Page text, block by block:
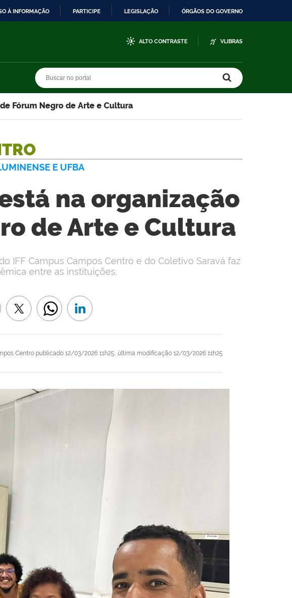
À INFORMAÇÃO PARTICIPE LEGISLAÇÃO ÓRGÃOS DO GOVERNO
ALTO CONTRASTE VLIBRAS
Fórum Negro de Arte e Cultura
E UFBA
na organização
de Arte e Cultura
Centro publicado 12/03/2026 11h25, última modificação 12/03/2026 11h25
IFF Campus Campos Centro e do Coletivo Saravá faz
entre as instituições.